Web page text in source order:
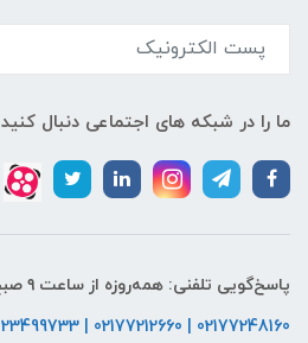
ما را در شبکه های اجتماعی دنبال کنید
پاسخ‌گویی تلفنی: همه‌روزه از ساعت ۹ صبح تا ۹ شب
02177248160 | 02177212660 | 09123499733